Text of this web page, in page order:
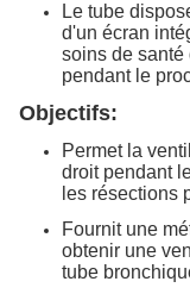
Le tube
d'un écran
soins de
pendant le
Objectifs:
Permet la
droit pendant
les résections
Fournit une
obtenir une
tube